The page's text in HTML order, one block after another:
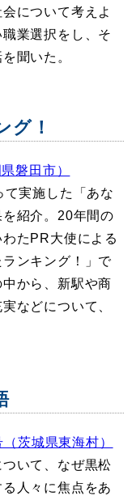
について考えよ
業選択をし、そ
聞いた。
グ！
磐田市）
実施した「あな
紹介。20年間の
たPR大使による
ンキング！」で
から、新駅や商
などについて、
茨城県東海村）
いて、なぜ黒松
人々に焦点をあ